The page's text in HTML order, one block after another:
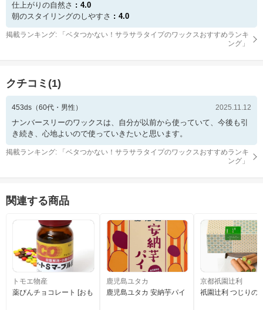
仕上がりの自然さ
4.0
朝のスタイリングのしやすさ
4.0
掲載ランキング: 「 ベタつかない！サラサラタイプのワックスおすすめランキ
ング 」
クチコミ(1)
453ds （60代・ 男性 ） 2025.11.12
ナンバースリーのワックスは、自分が以前から使っていて、今後も引
き続き、心地よいので使っていきたいと思います。
掲載ランキング: 「 ベタつかない！サラサラタイプのワックスおすすめランキ
ング 」
関連する商品
トモエ物産
薬びんチョコレート [おもしろい チョコレート 面白い]
鹿児島ユタカ
鹿児島ユタカ 安納芋パイ 28枚
京都祇園辻利
祇園辻利 つじりの